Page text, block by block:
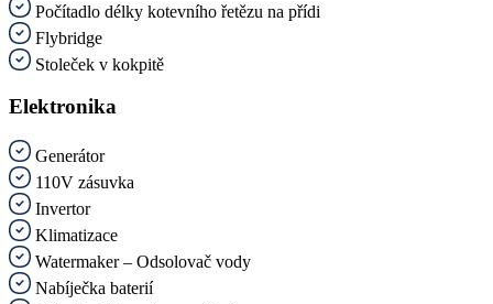
Počítadlo délky kotevního řetězu na přídi
Flybridge
Stoleček v kokpitě
Elektronika
Generátor
110V zásuvka
Invertor
Klimatizace
Watermaker – Odsolovač vody
Nabíječka baterií